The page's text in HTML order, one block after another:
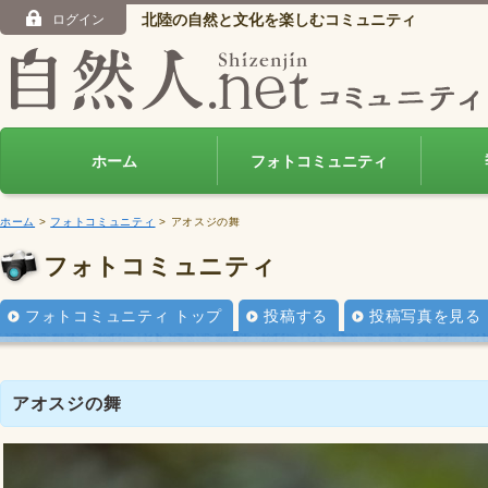
ログイン 北陸の自然と文化を楽しむコミュニティ
ホーム フォトコミュニティ
ホーム > フォトコミュニティ > アオスジの舞
フォトコミュニティ
フォトコミュニティ トップ 投稿する 投稿写真を見る
アオスジの舞